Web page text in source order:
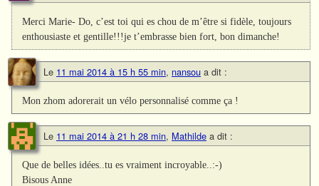
Merci Marie- Do, c’est toi qui es chou de m’être si fidèle, toujours
enthousiaste et gentille!!!je t’embrasse bien fort, bon dimanche!
Le 11 mai 2014 à 15 h 55 min, nansou a dit :
Mon zhom adorerait un vélo personnalisé comme ça !
Le 11 mai 2014 à 21 h 28 min, Mathilde a dit :
Que de belles idées..tu es vraiment incroyable..:-)
Bisous Anne